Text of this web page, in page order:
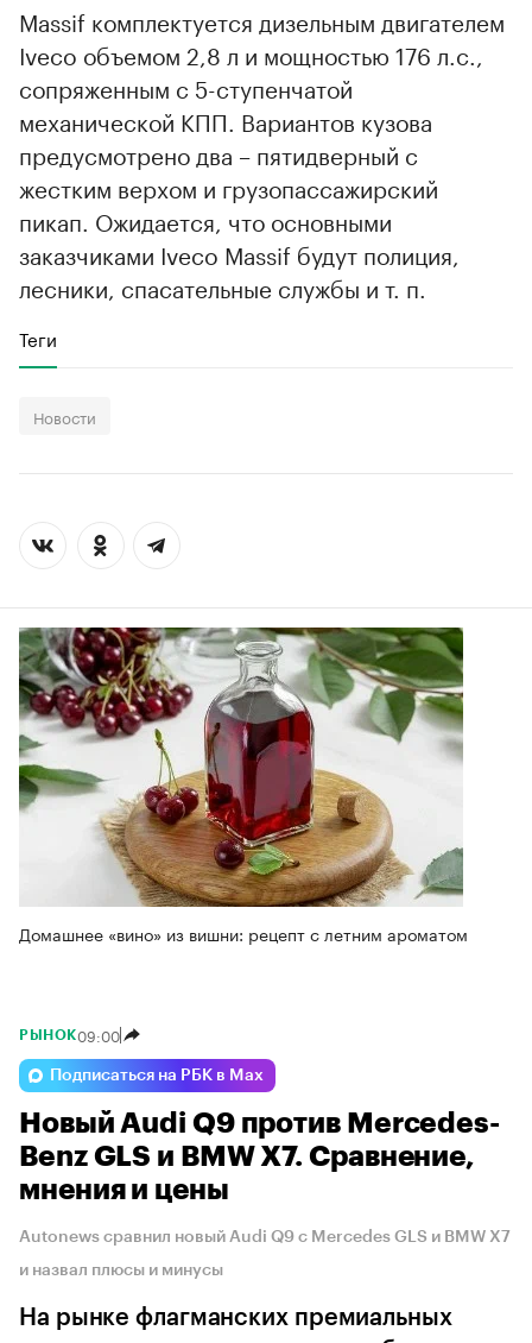
Massif комплектуется дизельным двигателем
Iveco объемом 2,8 л и мощностью 176 л.с.,
сопряженным с 5-ступенчатой
механической КПП. Вариантов кузова
предусмотрено два – пятидверный с
жестким верхом и грузопассажирский
пикап. Ожидается, что основными
заказчиками Iveco Massif будут полиция,
лесники, спасательные службы и т. п.
Теги
Новости
Домашнее «вино» из вишни: рецепт с летним ароматом
РЫНОК09:00
Подписаться на РБК в Max
Новый Audi Q9 против Mercedes-
Benz GLS и BMW X7. Сравнение,
мнения и цены
Autonews сравнил новый Audi Q9 с Mercedes GLS и BMW X7
и назвал плюсы и минусы
На рынке флагманских премиальных